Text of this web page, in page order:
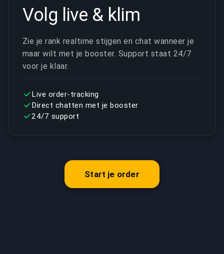
Volg live & klim
Zie je rank realtime stijgen en chat wanneer je
maar wilt met je booster. Support staat 24/7
voor je klaar.
Live order-tracking
Direct chatten met je booster
24/7 support
Start je order